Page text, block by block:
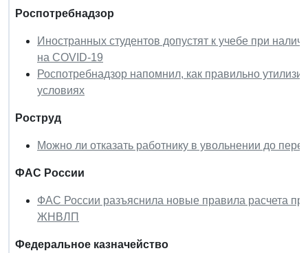
Роспотребнадзор
Иностранных студентов допустят к учебе при
на COVID-19
Роспотребнадзор напомнил, как правильно
условиях
Роструд
Можно ли отказать работнику в увольнении до
ФАС России
ФАС России разъяснила новые правила расчета
ЖНВЛП
Федеральное казначейство